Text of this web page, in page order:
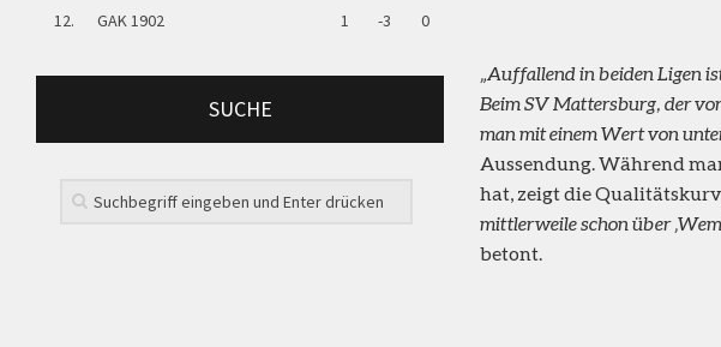
„Auffallend in beiden Ligen
Beim SV Mattersburg, der
man mit einem Wert von
Aussendung. Während
hat, zeigt die
mittlerweile schon über
betont.
12.
GAK 1902 1 -3 0
SUCHE